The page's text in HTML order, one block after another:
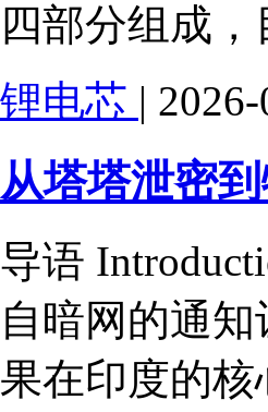
四部分组成
锂电芯 |
从塔塔泄密
导语
自暗网的通
果在印度的